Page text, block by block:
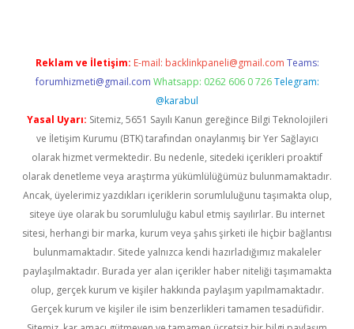
Reklam ve İletişim: E-mail: backlinkpaneli@gmail.com Teams:
forumhizmeti@gmail.com Whatsapp: 0262 606 0 726 Telegram:
@karabul
Yasal Uyarı: Sitemiz, 5651 Sayılı Kanun gereğince Bilgi Teknolojileri
ve İletişim Kurumu (BTK) tarafından onaylanmış bir Yer Sağlayıcı
olarak hizmet vermektedir. Bu nedenle, sitedeki içerikleri proaktif
olarak denetleme veya araştırma yükümlülüğümüz bulunmamaktadır.
Ancak, üyelerimiz yazdıkları içeriklerin sorumluluğunu taşımakta olup,
siteye üye olarak bu sorumluluğu kabul etmiş sayılırlar. Bu internet
sitesi, herhangi bir marka, kurum veya şahıs şirketi ile hiçbir bağlantısı
bulunmamaktadır. Sitede yalnızca kendi hazırladığımız makaleler
paylaşılmaktadır. Burada yer alan içerikler haber niteliği taşımamakta
olup, gerçek kurum ve kişiler hakkında paylaşım yapılmamaktadır.
Gerçek kurum ve kişiler ile isim benzerlikleri tamamen tesadüfidir.